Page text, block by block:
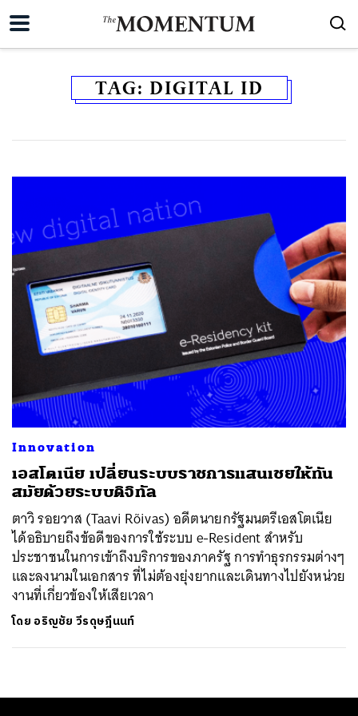
TAG: DIGITAL ID
Innovation
เอสโตเนีย เปลี่ยนระบบราชการแสนเชยให้ทัน
สมัยด้วยระบบดิจิทัล
ตาวิ รอยวาส (Taavi Rõivas) อดีตนายกรัฐมนตรีเอสโตเนีย
ได้อธิบายถึงข้อดีของการใช้ระบบ e-Resident สำหรับ
ประชาชนในการเข้าถึงบริการของภาครัฐ การทำธุรกรรมต่างๆ
และลงนามในเอกสาร ที่ไม่ต้องยุ่งยากและเดินทางไปยังหน่วย
งานที่เกี่ยวข้องให้เสียเวลา
โดย อริญชัย วีรดุษฎีนนท์
ค้นหา
SHARE TWEET LINE EMAIL